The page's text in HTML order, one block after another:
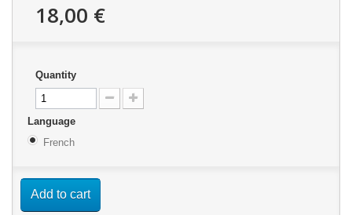
18,00 €
Quantity
Language
French
Add to cart